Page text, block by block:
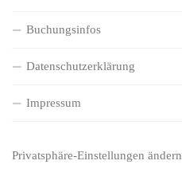
Buchungsinfos
Datenschutzerklärung
Impressum
Privatsphäre-Einstellungen ändern